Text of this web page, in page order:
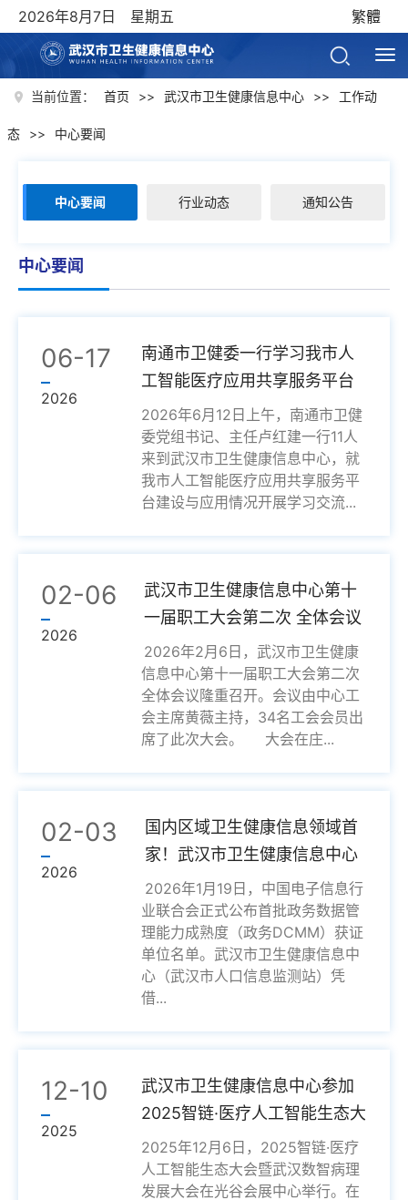
2026年8月7日 星期五 繁體
当前位置： 首页 >> 武汉市卫生健康信息中心 >> 工作动
态 >> 中心要闻
中心要闻 行业动态 通知公告
中心要闻
06-17
2026
南通市卫健委一行学习我市人
工智能医疗应用共享服务平台
建设情况
2026年6月12日上午，南通市卫健
委党组书记、主任卢红建一行11人
来到武汉市卫生健康信息中心，就
我市人工智能医疗应用共享服务平
台建设与应用情况开展学习交流...
02-06
2026
武汉市卫生健康信息中心第十
一届职工大会第二次 全体会议
顺利召开
2026年2月6日，武汉市卫生健康
信息中心第十一届职工大会第二次
全体会议隆重召开。会议由中心工
会主席黄薇主持，34名工会会员出
席了此次大会。 大会在庄...
02-03
2026
国内区域卫生健康信息领域首
家！武汉市卫生健康信息中心
斩获首批...
2026年1月19日，中国电子信息行
业联合会正式公布首批政务数据管
理能力成熟度（政务DCMM）获证
单位名单。武汉市卫生健康信息中
心（武汉市人口信息监测站）凭
借...
12-10
2025
武汉市卫生健康信息中心参加
2025智链·医疗人工智能生态大
会暨武...
2025年12月6日，2025智链·医疗
人工智能生态大会暨武汉数智病理
发展大会在光谷会展中心举行。在